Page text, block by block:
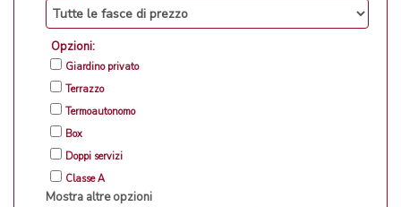
Opzioni:
Giardino privato
Terrazzo
Termoautonomo
Box
Doppi servizi
Classe A
Mostra altre opzioni